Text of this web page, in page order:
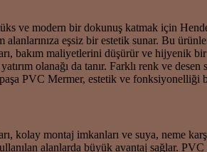
ve modern bir dokunuş katmak için
eşsiz bir estetik sunar. Bu
bakım maliyetlerini düşürür ve hijyenik
olanağı da tanır. Farklı renk ve
PVC Mermer, estetik ve fonksiyonelliği
kolay montaj imkanları ve suya, neme
alanlarda büyük avantaj sağlar.